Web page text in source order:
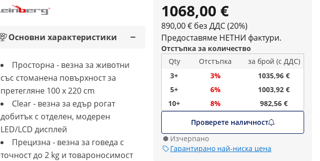
1068,00 €
890,00 € без ДДС (20%)
Предоставяме НЕТНИ фактури.
Отстъпка за количество
Qty
Отстъпка
за брой (с ДДС)
3+
3%
1035,96 €
5+
6%
1003,92 €
10+
8%
982,56 €
Проверете наличност
Изчерпано
Гарантирано най-ниска цена
Основни характеристики
Просторна - везна за животни
със стоманена повърхност за
претегляне 100 x 220 cm
Clear - везна за едър рогат
добитък с отделен, модерен
LED/LCD дисплей
Прецизна - везна за говеда с
точност до 2 kg и товароносимост